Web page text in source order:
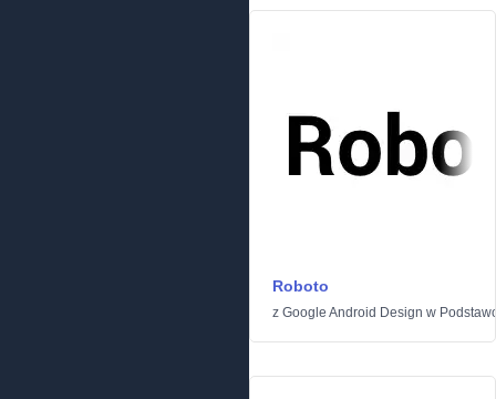
Roboto
z Google Android Design w